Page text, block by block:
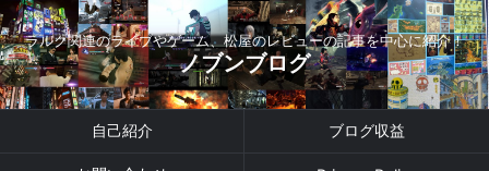
ラルク関連のライブやゲーム、松屋のレビューの記事を中心に紹介！
ノブンブログ
自己紹介 ブログ収益